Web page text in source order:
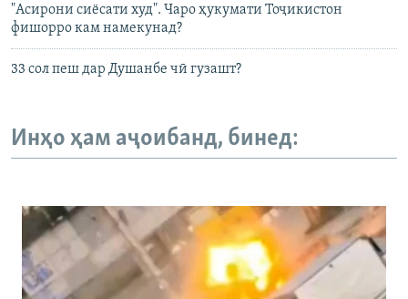
"Асирони сиёсати худ". Чаро ҳукумати Тоҷикистон
фишорро кам намекунад?
33 сол пеш дар Душанбе чӣ гузашт?
Инҳо ҳам аҷоибанд, бинед: